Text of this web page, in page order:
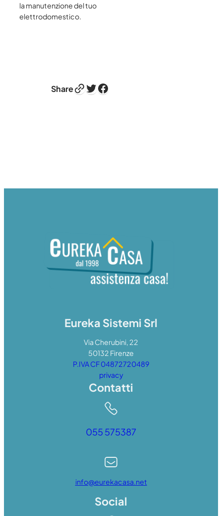
la manutenzione del tuo
elettrodomestico.
ShareLink Twitter Facebook
Eureka Sistemi Srl
Via Cherubini, 22
50132 Firenze
P.IVA CF 04872720489
privacy
Contatti
055 575387
info@eurekacasa.net
Social